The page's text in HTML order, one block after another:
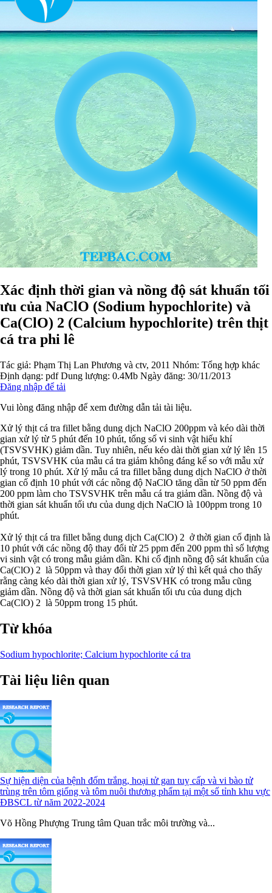
Xác định thời gian và nồng độ sát khuẩn tối
ưu của NaClO (Sodium hypochlorite) và
Ca(ClO) 2 (Calcium hypochlorite) trên thịt
cá tra phi lê
Tác giả: Phạm Thị Lan Phương và ctv, 2011 Nhóm: Tổng hợp khác
Định dạng: pdf Dung lượng: 0.4Mb Ngày đăng: 30/11/2013
Đăng nhập để tải
Vui lòng đăng nhập để xem đường dẫn tải tài liệu.
Xử lý thịt cá tra fillet bằng dung dịch NaClO 200ppm và kéo dài thời
gian xử lý từ 5 phút đến 10 phút, tổng số vi sinh vật hiếu khí
(TSVSVHK) giảm dần. Tuy nhiên, nếu kéo dài thời gian xử lý lên 15
phút, TSVSVHK của mẫu cá tra giảm không đáng kể so với mẫu xử
lý trong 10 phút. Xử lý mẫu cá tra fillet bằng dung dịch NaClO ở thời
gian cố định 10 phút với các nồng độ NaClO tăng dần từ 50 ppm đến
200 ppm làm cho TSVSVHK trên mẫu cá tra giảm dần. Nồng độ và
thời gian sát khuẩn tối ưu của dung dịch NaClO là 100ppm trong 10
phút.
Xử lý thịt cá tra fillet bằng dung dịch Ca(ClO) 2 ở thời gian cố định là
10 phút với các nồng độ thay đổi từ 25 ppm đến 200 ppm thì số lượng
vi sinh vật có trong mẫu giảm dần. Khi cố định nồng độ sát khuẩn của
Ca(ClO) 2 là 50ppm và thay đổi thời gian xử lý thì kết quả cho thấy
rằng càng kéo dài thời gian xử lý, TSVSVHK có trong mẫu cũng
giảm dần. Nồng độ và thời gian sát khuẩn tối ưu của dung dịch
Ca(ClO) 2 là 50ppm trong 15 phút.
Từ khóa
Sodium hypochlorite; Calcium hypochlorite cá tra
Tài liệu liên quan
Sự hiện diện của bệnh đốm trắng, hoại tử gan tuỵ cấp và vi bào tử
trùng trên tôm giống và tôm nuôi thương phẩm tại một số tỉnh khu vực
ĐBSCL từ năm 2022-2024
Võ Hồng Phượng Trung tâm Quan trắc môi trường và...